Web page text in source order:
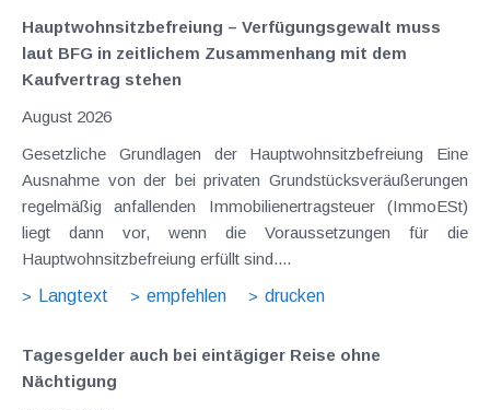
Hauptwohnsitz​­befreiung – Verfügungsgewalt muss
laut BFG in zeitlichem Zusammenhang mit dem
Kaufvertrag stehen
August 2026
Gesetzliche Grundlagen der Hauptwohnsitzbefreiung Eine
Ausnahme von der bei privaten Grundstücksveräußerungen
regelmäßig anfallenden Immobilienertragsteuer (ImmoESt)
liegt dann vor, wenn die Voraussetzungen für die
Hauptwohnsitzbefreiung erfüllt sind....
Langtext
empfehlen drucken
Tagesgelder auch bei eintägiger Reise ohne
Nächtigung